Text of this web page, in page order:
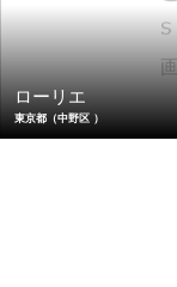
ローリエ
東京都（中野区 ）